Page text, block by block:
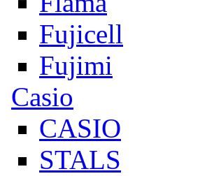
Fujicell
Fujimi
Casio
CASIO
STALS